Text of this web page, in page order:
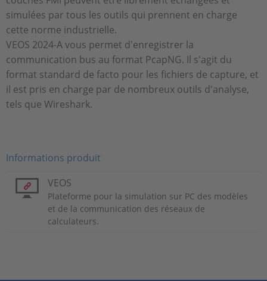
simulées par tous les outils qui prennent en charge
cette norme industrielle.
VEOS 2024-A vous permet d'enregistrer la
communication bus au format PcapNG. Il s'agit du
format standard de facto pour les fichiers de capture, et
il est pris en charge par de nombreux outils d'analyse,
tels que Wireshark.
Informations produit
VEOS
Plateforme pour la simulation sur PC des modèles
et de la communication des réseaux de
calculateurs.